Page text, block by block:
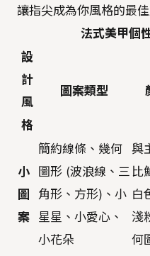
讓指尖成為你風格的最佳
法式美甲個
設
計
風
格
圖案類型
小
圖
案
簡約線條、幾何
圖形 (波浪線、三
角形、方形)、小
星星、小愛心、
小花朵
與
比
白
淺
何